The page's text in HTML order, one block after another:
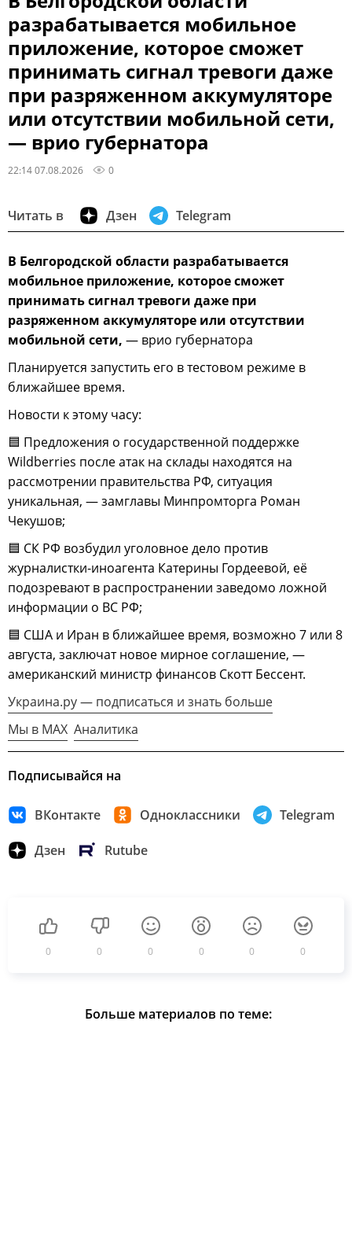
разрабатывается мобильное
приложение, которое сможет
принимать сигнал тревоги даже
при разряженном аккумуляторе
или отсутствии мобильной сети,
— врио губернатора
22:14 07.08.2026 0
Читать в Дзен Telegram
В Белгородской области разрабатывается
мобильное приложение, которое сможет
принимать сигнал тревоги даже при
разряженном аккумуляторе или отсутствии
мобильной сети, — врио губернатора
Планируется запустить его в тестовом режиме в
ближайшее время.
Новости к этому часу:
🟦 Предложения о государственной поддержке
Wildberries после атак на склады находятся на
рассмотрении правительства РФ, ситуация
уникальная, — замглавы Минпромторга Роман
Чекушов;
🟦 СК РФ возбудил уголовное дело против
журналистки-иноагента Катерины Гордеевой, её
подозревают в распространении заведомо ложной
информации о ВС РФ;
🟦 CША и Иран в ближайшее время, возможно 7 или 8
августа, заключат новое мирное соглашение, —
американский министр финансов Скотт Бессент.
Украина.ру — подписаться и знать больше
Мы в MAX Аналитика
Подписывайся на
ВКонтакте Одноклассники Telegram
Дзен Rutube
0 0 0 0 0 0
Больше материалов по теме: